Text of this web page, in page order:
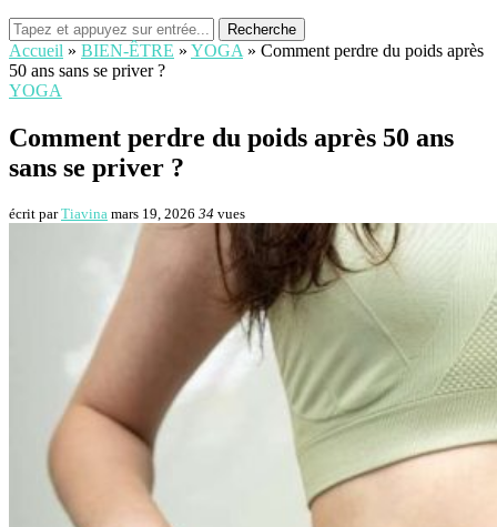
Recherche
Accueil » BIEN-ÊTRE » YOGA » Comment perdre du poids après
50 ans sans se priver ?
YOGA
Comment perdre du poids après 50 ans
sans se priver ?
écrit parTiavina mars 19, 2026 34 vues